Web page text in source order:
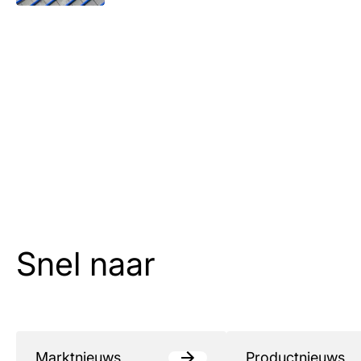
Snel naar
Marktnieuws Productnieuws